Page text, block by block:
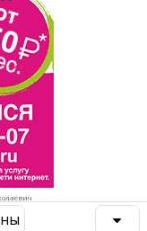
и финансы
Экспертиза, Страхование
организации